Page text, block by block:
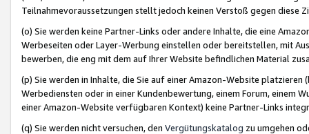
Teilnahmevoraussetzungen stellt jedoch keinen Verstoß gegen diese
(o) Sie werden keine Partner-Links oder andere Inhalte, die eine
Werbeseiten oder Layer-Werbung einstellen oder bereitstellen, mit
bewerben, die eng mit dem auf Ihrer Website befindlichen Material
(p) Sie werden in Inhalte, die Sie auf einer Amazon-Website
Werbediensten oder in einer Kundenbewertung, einem Forum, einem
einer Amazon-Website verfügbaren Kontext) keine Partner-Links
(q) Sie werden nicht versuchen, den Vergütungskatalog zu umgehen